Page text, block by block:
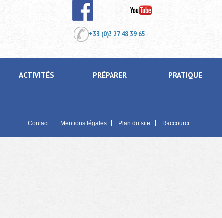
+33 (0)3 27 48 39 65
ACTIVITÉS PRÉPARER PRATIQUE
Contact Mentions légales Plan du site Raccourci